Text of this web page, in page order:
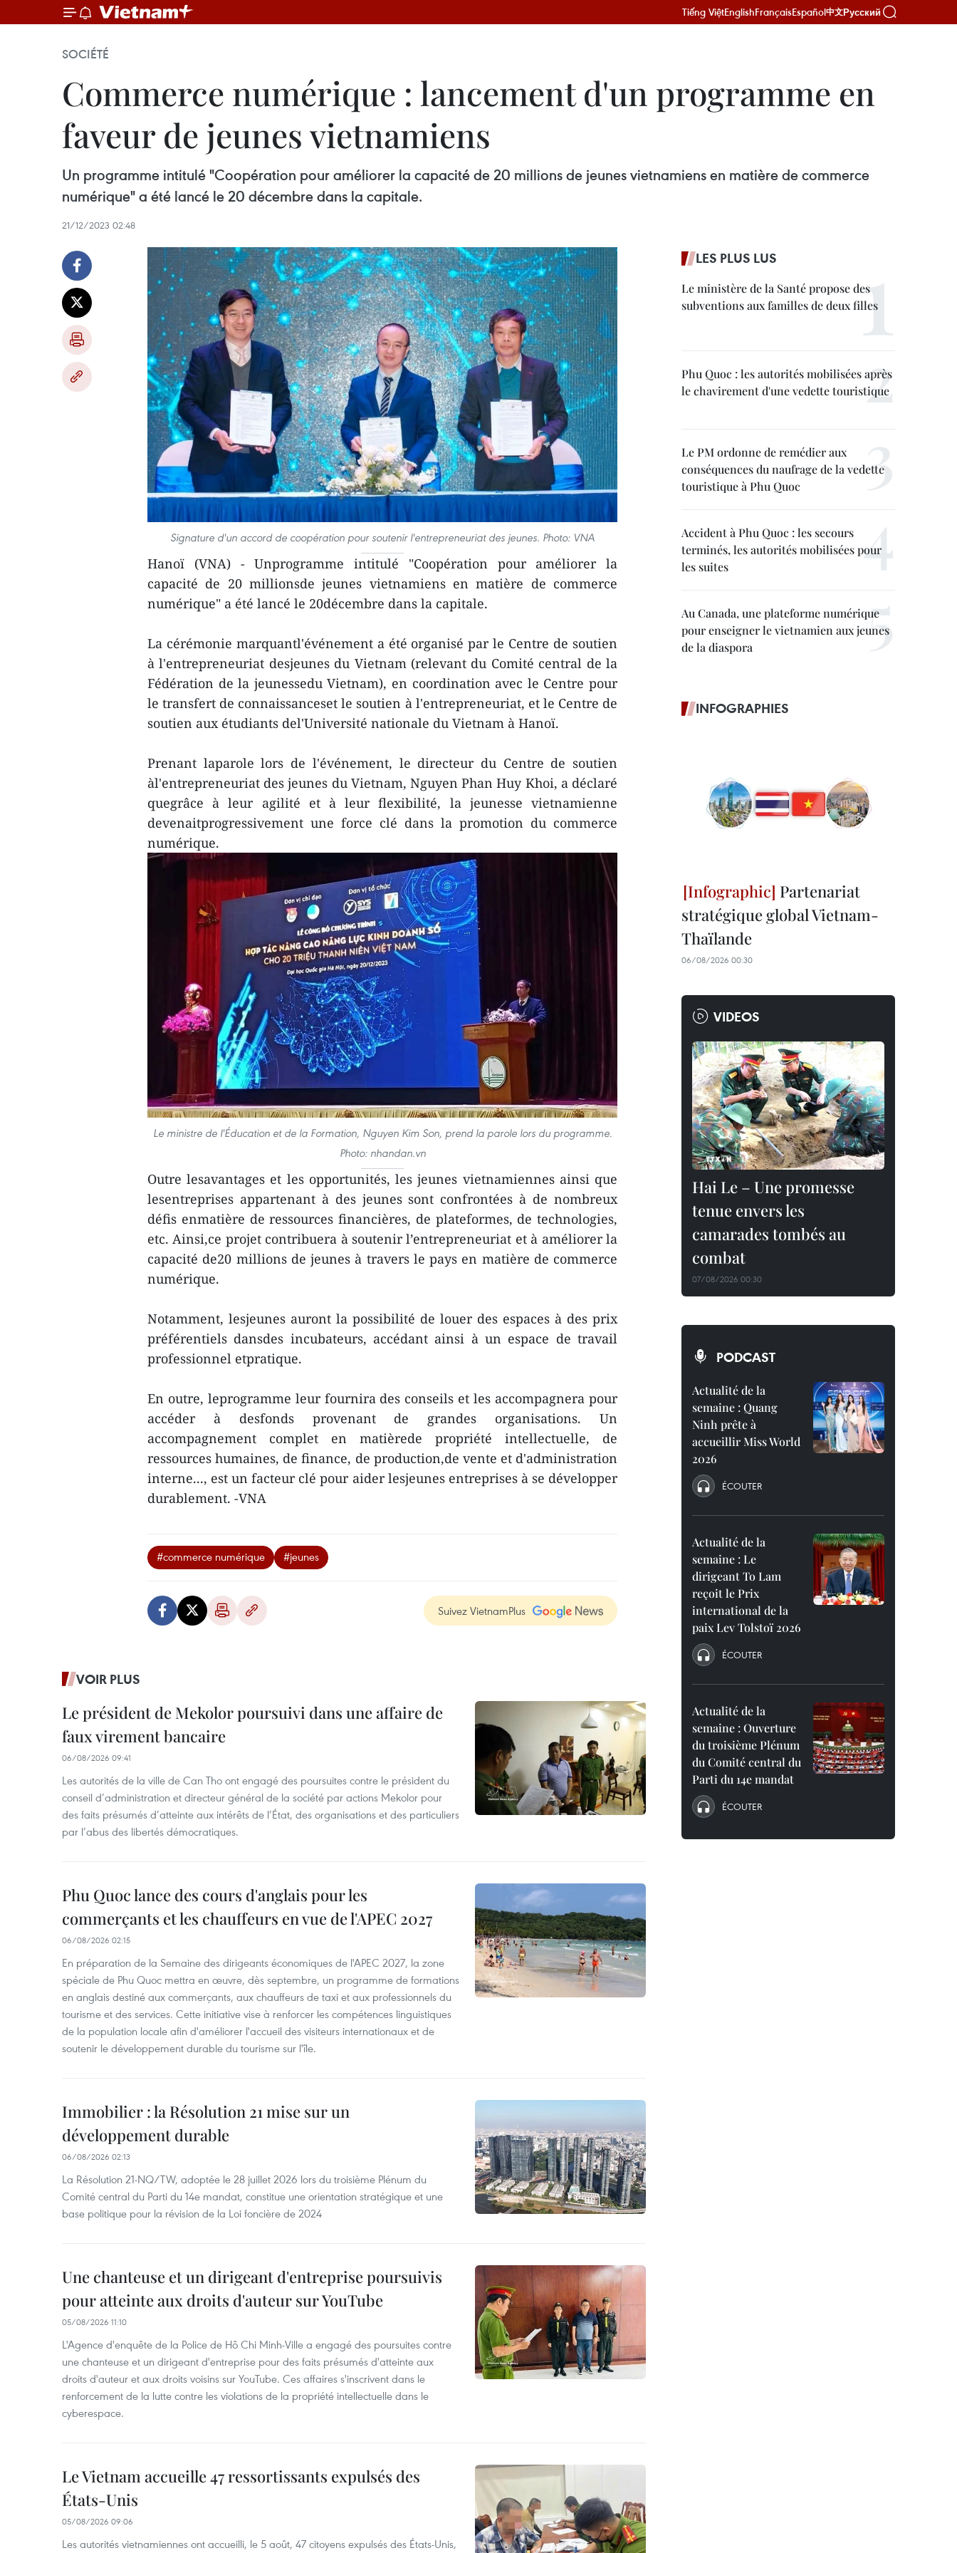
Tiếng ViệtEnglishFrançaisEspañol中文Русский
SOCIÉTÉ
Commerce numérique : lancement d'un programme en
faveur de jeunes vietnamiens
Un programme intitulé "Coopération pour améliorer la capacité de 20 millions de jeunes vietnamiens en matière de commerce
numérique" a été lancé le 20 décembre dans la capitale.
21/12/2023 02:48
Signature d'un accord de coopération pour soutenir l'entrepreneuriat des jeunes. Photo: VNA
Hanoï (VNA) - Unprogramme intitulé "Coopération pour améliorer la
capacité de 20 millionsde jeunes vietnamiens en matière de commerce
numérique" a été lancé le 20décembre dans la capitale.
La cérémonie marquantl'événement a été organisé par le Centre de soutien
à l'entrepreneuriat desjeunes du Vietnam (relevant du Comité central de la
Fédération de la jeunessedu Vietnam), en coordination avec le Centre pour
le transfert de connaissanceset le soutien à l'entrepreneuriat, et le Centre de
soutien aux étudiants del'Université nationale du Vietnam à Hanoï.
Prenant laparole lors de l'événement, le directeur du Centre de soutien
àl'entrepreneuriat des jeunes du Vietnam, Nguyen Phan Huy Khoi, a déclaré
quegrâce à leur agilité et à leur flexibilité, la jeunesse vietnamienne
devenaitprogressivement une force clé dans la promotion du commerce
numérique.
Le ministre de l'Éducation et de la Formation, Nguyen Kim Son, prend la parole lors du programme.
Photo: nhandan.vn
Outre lesavantages et les opportunités, les jeunes vietnamiennes ainsi que
lesentreprises appartenant à des jeunes sont confrontées à de nombreux
défis enmatière de ressources financières, de plateformes, de technologies,
etc. Ainsi,ce projet contribuera à soutenir l’entrepreneuriat et à améliorer la
capacité de20 millions de jeunes à travers le pays en matière de commerce
numérique.
Notamment, lesjeunes auront la possibilité de louer des espaces à des prix
préférentiels dansdes incubateurs, accédant ainsi à un espace de travail
professionnel etpratique.
En outre, leprogramme leur fournira des conseils et les accompagnera pour
accéder à desfonds provenant de grandes organisations. Un
accompagnement complet en matièrede propriété intellectuelle, de
ressources humaines, de finance, de production,de vente et d'administration
interne..., est un facteur clé pour aider lesjeunes entreprises à se développer
durablement. -VNA
#commerce numérique #jeunes
Suivez VietnamPlus
VOIR PLUS
Le président de Mekolor poursuivi dans une affaire de
faux virement bancaire
06/08/2026 09:41
Les autorités de la ville de Can Tho ont engagé des poursuites contre le président du
conseil d’administration et directeur général de la société par actions Mekolor pour
des faits présumés d’atteinte aux intérêts de l’État, des organisations et des particuliers
par l’abus des libertés démocratiques.
Phu Quoc lance des cours d'anglais pour les
commerçants et les chauffeurs en vue de l'APEC 2027
06/08/2026 02:15
En préparation de la Semaine des dirigeants économiques de l'APEC 2027, la zone
spéciale de Phu Quoc mettra en œuvre, dès septembre, un programme de formations
en anglais destiné aux commerçants, aux chauffeurs de taxi et aux professionnels du
tourisme et des services. Cette initiative vise à renforcer les compétences linguistiques
de la population locale afin d'améliorer l'accueil des visiteurs internationaux et de
soutenir le développement durable du tourisme sur l'île.
Immobilier : la Résolution 21 mise sur un
développement durable
06/08/2026 02:13
La Résolution 21-NQ/TW, adoptée le 28 juillet 2026 lors du troisième Plénum du
Comité central du Parti du 14e mandat, constitue une orientation stratégique et une
base politique pour la révision de la Loi foncière de 2024
Une chanteuse et un dirigeant d'entreprise poursuivis
pour atteinte aux droits d'auteur sur YouTube
05/08/2026 11:10
L'Agence d'enquête de la Police de Hô Chi Minh-Ville a engagé des poursuites contre
une chanteuse et un dirigeant d'entreprise pour des faits présumés d'atteinte aux
droits d'auteur et aux droits voisins sur YouTube. Ces affaires s'inscrivent dans le
renforcement de la lutte contre les violations de la propriété intellectuelle dans le
cyberespace.
Le Vietnam accueille 47 ressortissants expulsés des
États-Unis
05/08/2026 09:06
Les autorités vietnamiennes ont accueilli, le 5 août, 47 citoyens expulsés des États-Unis,
LES PLUS LUS
Le ministère de la Santé propose des
subventions aux familles de deux filles
Phu Quoc : les autorités mobilisées après
le chavirement d'une vedette touristique
Le PM ordonne de remédier aux
conséquences du naufrage de la vedette
touristique à Phu Quoc
Accident à Phu Quoc : les secours
terminés, les autorités mobilisées pour
les suites
Au Canada, une plateforme numérique
pour enseigner le vietnamien aux jeunes
de la diaspora
INFOGRAPHIES
Partenariat
stratégique global Vietnam-
Thaïlande
06/08/2026 00:30
VIDEOS
Hai Le – Une promesse
tenue envers les
camarades tombés au
combat
07/08/2026 00:30
PODCAST
Actualité de la
semaine : Quang
Ninh prête à
accueillir Miss World
2026
ÉCOUTER
Actualité de la
semaine : Le
dirigeant To Lam
reçoit le Prix
international de la
paix Lev Tolstoï 2026
ÉCOUTER
Actualité de la
semaine : Ouverture
du troisième Plénum
du Comité central du
Parti du 14e mandat
ÉCOUTER